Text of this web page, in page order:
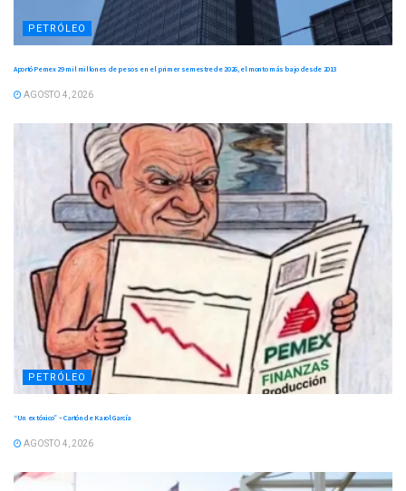
PETRÓLEO
Aportó Pemex 29 mil millones de pesos en el primer semestre de 2026, el monto más bajo desde 2013
AGOSTO 4, 2026
PETRÓLEO
“Un ex tóxico” – Cartón de Karol García
AGOSTO 4, 2026